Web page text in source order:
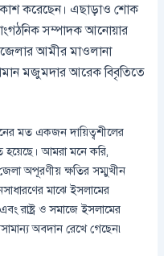
করেছেন। এছাড়াও শোক
সম্পাদক আনোয়ার
আমীর মাওলানা
মজুমদার আরেক বিবৃতিতে
মত একজন দায়িত্বশীলের
হয়েছে। আমরা মনে করি,
অপূরণীয় ক্ষতির সম্মুখীন
মাঝে ইসলামের
রাষ্ট্র ও সমাজে ইসলামের
অবদান রেখে গেছেন৷